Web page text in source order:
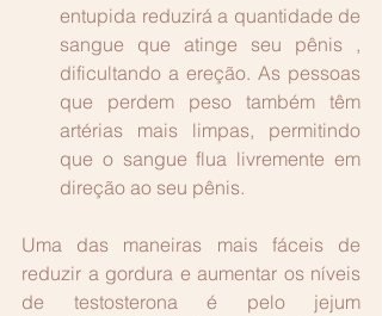
entupida reduzirá a quantidade de
sangue que atinge seu pênis ,
dificultando a ereção. As pessoas
que perdem peso também têm
artérias mais limpas, permitindo
que o sangue flua livremente em
direção ao seu pênis.
Uma das maneiras mais fáceis de
reduzir a gordura e aumentar os níveis
de testosterona é pelo jejum